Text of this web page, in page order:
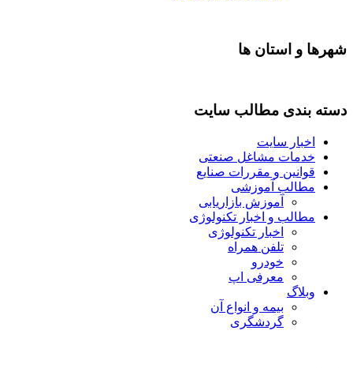
شهرها و استان ها
دسته بندی مطالب سایت
اخبار سایت
خدمات مشاغل صنعتی
قوانین و مقررات صنایع
مطالب آموزشی
آموزش بازاریابی
مطالب و اخبار تکنولوژی
اخبار تکنولوژی
تلفن همراه
خودرو
معرفی اپ
وبلاگ
بیمه و انواع آن
گردشگری